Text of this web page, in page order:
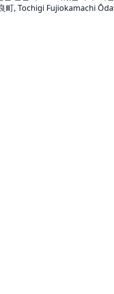
町, Tochigi Fujiokamachi